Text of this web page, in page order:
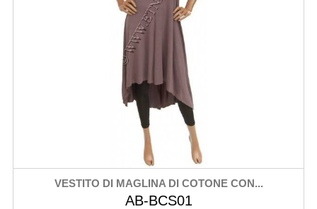
VESTITO DI MAGLINA DI COTONE CON...
AB-BCS01